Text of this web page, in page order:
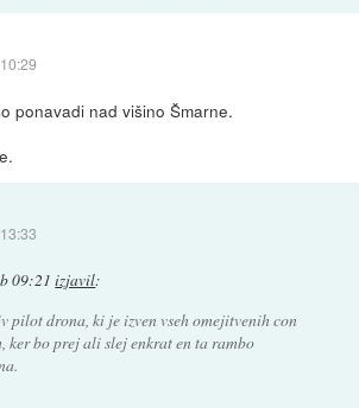
ponavadi nad višino Šmarne.
09:21 izjavil:
pilot drona, ki je izven vseh omejitvenih con
ker bo prej ali slej enkrat en ta rambo